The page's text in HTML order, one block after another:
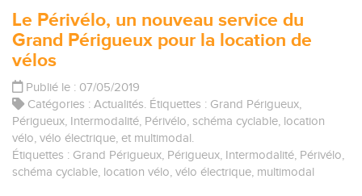
Le Périvélo, un nouveau service du
Grand Périgueux pour la location de
vélos
Publié le : 07/05/2019
Catégories : Actualités. Étiquettes : Grand Périgueux,
Périgueux, Intermodalité, Périvélo, schéma cyclable, location
vélo, vélo électrique, et multimodal.
Étiquettes : Grand Périgueux, Périgueux, Intermodalité, Périvélo,
schéma cyclable, location vélo, vélo électrique, multimodal